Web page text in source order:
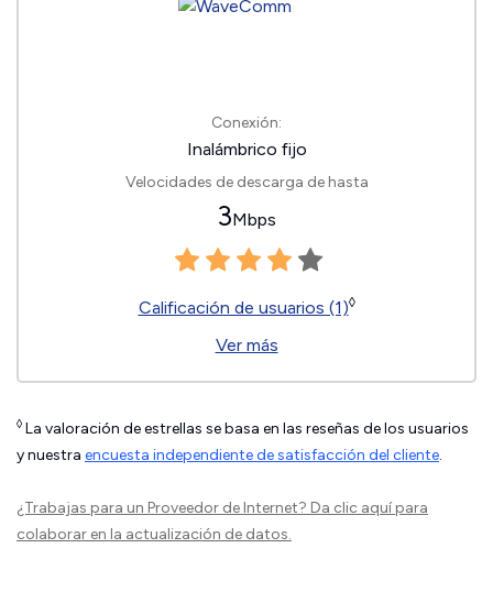
Conexión:
Inalámbrico fijo
Velocidades de descarga de hasta
3Mbps
Calificación de usuarios (1)◊
Ver más
◊ La valoración de estrellas se basa en las reseñas de los usuarios
y nuestra encuesta independiente de satisfacción del cliente.
¿Trabajas para un Proveedor de Internet? Da clic aquípara
colaborar en la actualización de datos.